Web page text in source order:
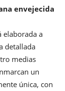
envejecida
elaborada a
detallada
medias
un
única, con